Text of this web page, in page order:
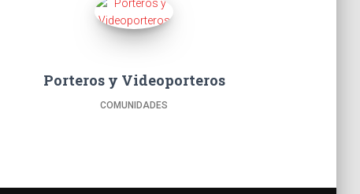
Porteros y Videoporteros
COMUNIDADES